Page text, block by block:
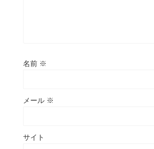
名前 ※
メール ※
サイト